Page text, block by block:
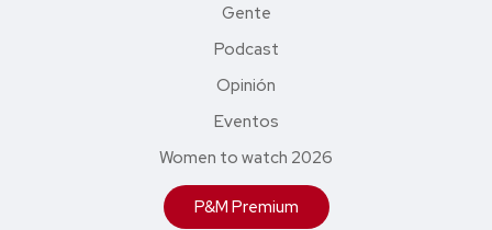
Gente
Podcast
Opinión
Eventos
Women to watch 2026
P&M Premium